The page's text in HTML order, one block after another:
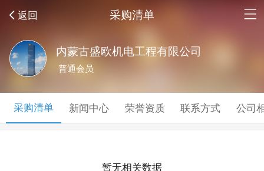
返回 采购清单
内蒙古盛欧机电工程有限公司
普通会员
采购清单 新闻中心 荣誉资质 联系方式 公司
暂无相关数据